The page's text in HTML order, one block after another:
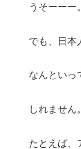
うそーーー。
でも、日本人
なんといって
しれません。
たとえば、ア